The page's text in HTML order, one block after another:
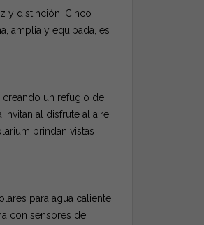
y distinción. Cinco
amplia y equipada, es
creando un refugio de
al disfrute al aire
brindan vistas
para agua caliente
con sensores de